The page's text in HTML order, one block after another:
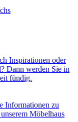
Inspirationen oder
Dann werden Sie in
fündig.
Informationen zu
Möbelhaus